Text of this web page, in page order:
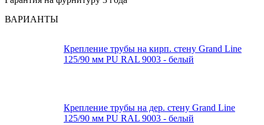
ВАРИАНТЫ
Крепление трубы на кирп. стену Grand Line
125/90 мм PU RAL 9003 - белый
Крепление трубы на дер. стену Grand Line
125/90 мм PU RAL 9003 - белый